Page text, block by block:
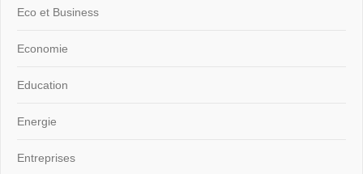
Eco et Business
Economie
Education
Energie
Entreprises